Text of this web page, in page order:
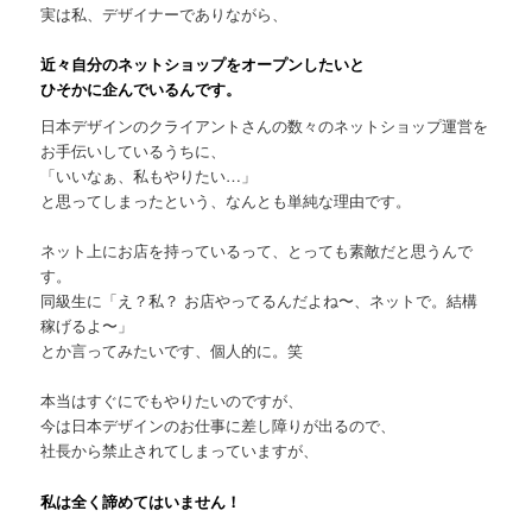
実は私、デザイナーでありながら、
近々自分のネットショップをオープンしたいと
ひそかに企んでいるんです。
日本デザインのクライアントさんの数々のネットショップ運営を
お手伝いしているうちに、
「いいなぁ、私もやりたい…」
と思ってしまったという、なんとも単純な理由です。
ネット上にお店を持っているって、とっても素敵だと思うんで
す。
同級生に「え？私？ お店やってるんだよね〜、ネットで。結構
稼げるよ〜」
とか言ってみたいです、個人的に。笑
本当はすぐにでもやりたいのですが、
今は日本デザインのお仕事に差し障りが出るので、
社長から禁止されてしまっていますが、
私は全く諦めてはいません！